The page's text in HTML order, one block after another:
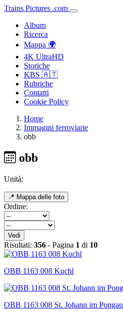
Trains Pictures .com
Album
Ricerca
Mappa 🌍
4K UltraHD
Storiche
KBS 🇦🇹
Rubriche
Contatti
Cookie Policy
Home
Immagini ferroviarie
obb
obb
Unità:
📍 Mappa delle foto
Ordine:
Vedi
Risultati: 356 - Pagina 1 di 10
OBB 1163 008 Kuchl
OBB 1163 008 St. Johann im Pongau